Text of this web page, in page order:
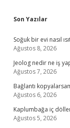
Sidebar
Son Yazılar
Soğuk bir evi nasıl
Ağustos 8, 2026
Jeolog nedir ne iş
Ağustos 7, 2026
Bağlantı
Ağustos 6, 2026
Kaplumbağa iç
Ağustos 5, 2026